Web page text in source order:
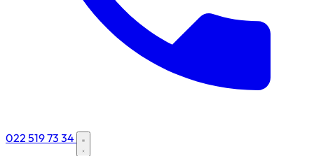
022 519 73 34